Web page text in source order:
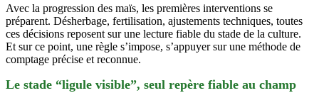
Avec la progression des maïs, les premières interventions se
préparent. Désherbage, fertilisation, ajustements techniques, toutes
ces décisions reposent sur une lecture fiable du stade de la culture.
Et sur ce point, une règle s’impose, s’appuyer sur une méthode de
comptage précise et reconnue.
Le stade “ligule visible”, seul repère fiable au champ